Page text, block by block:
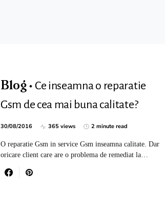
Blog
Ce inseamna o reparatie
Gsm de cea mai buna calitate?
30/08/2016 365 views 2 minute read
O reparatie Gsm in service Gsm inseamna calitate. Dar
oricare client care are o problema de remediat la…